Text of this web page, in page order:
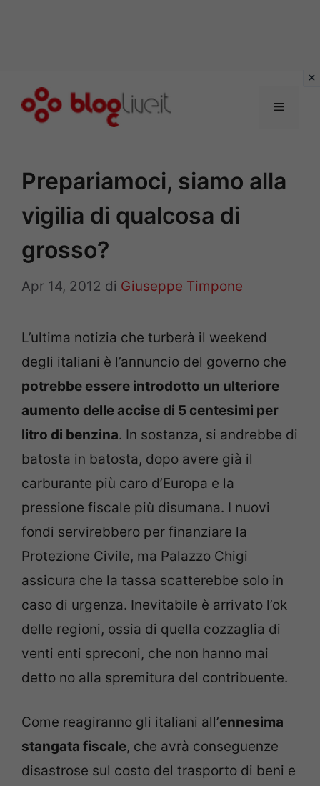
Menu
Prepariamoci, siamo alla
vigilia di qualcosa di
grosso?
Apr 14, 2012 di Giuseppe Timpone
L’ultima notizia che turberà il weekend
degli italiani è l’annuncio del governo che
potrebbe essere introdotto un ulteriore
aumento delle accise di 5 centesimi per
litro di benzina. In sostanza, si andrebbe di
batosta in batosta, dopo avere già il
carburante più caro d’Europa e la
pressione fiscale più disumana. I nuovi
fondi servirebbero per finanziare la
Protezione Civile, ma Palazzo Chigi
assicura che la tassa scatterebbe solo in
caso di urgenza. Inevitabile è arrivato l’ok
delle regioni, ossia di quella cozzaglia di
venti enti spreconi, che non hanno mai
detto no alla spremitura del contribuente.
Come reagiranno gli italiani all’ennesima
stangata fiscale, che avrà conseguenze
disastrose sul costo del trasporto di beni e